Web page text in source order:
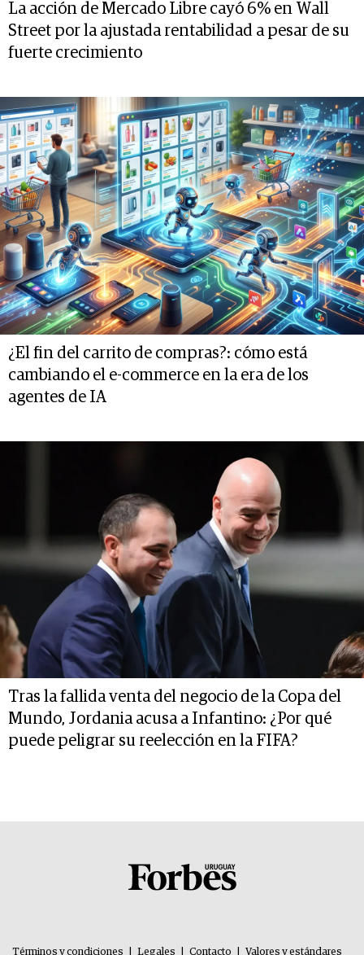
La acción de Mercado Libre cayó 6% en Wall
Street por la ajustada rentabilidad a pesar de su
fuerte crecimiento
¿El fin del carrito de compras?: cómo está
cambiando el e-commerce en la era de los
agentes de IA
Tras la fallida venta del negocio de la Copa del
Mundo, Jordania acusa a Infantino: ¿Por qué
puede peligrar su reelección en la FIFA?
Términos y condiciones Legales Contacto Valores y estándares